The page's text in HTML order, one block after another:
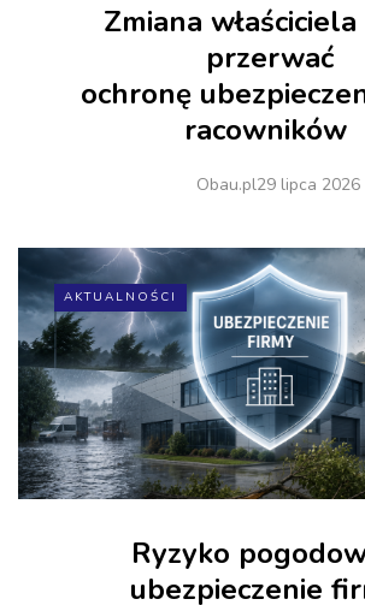
Zmiana
przerwać
ochronę
racowników
Obau.pl29 lipca 2026
AKTUALNOŚCI
Ryzyko
ubezpieczenie